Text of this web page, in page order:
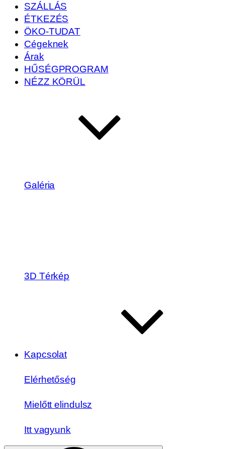
SZÁLLÁS
ÉTKEZÉS
ÖKO-TUDAT
Cégeknek
Árak
HŰSÉGPROGRAM
NÉZZ KÖRÜL
Galéria
3D Térkép
Kapcsolat
Elérhetőség
Mielőtt elindulsz
Itt vagyunk